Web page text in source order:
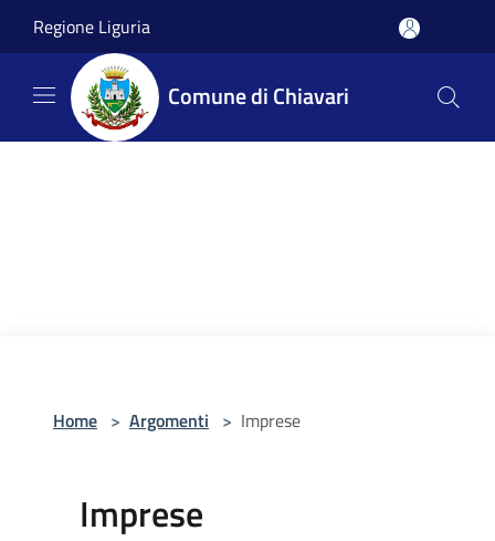
Regione Liguria
Comune di Chiavari
Home > Argomenti > Imprese
Imprese